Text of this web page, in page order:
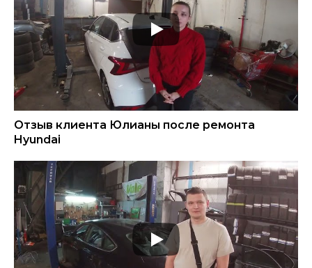
Отзыв клиента Юлианы после ремонта
Hyundai